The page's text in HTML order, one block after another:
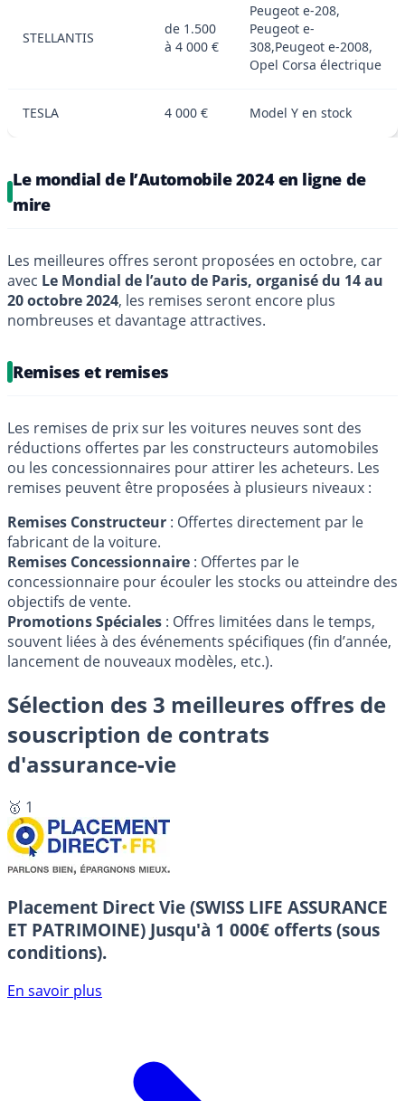
STELLANTIS
de 1.500
à 4 000 €
Peugeot e-208,
Peugeot e-
308,Peugeot e-2008,
Opel Corsa électrique
TESLA 4 000 € Model Y en stock
Le mondial de l’Automobile 2024 en ligne de
mire
Les meilleures offres seront proposées en octobre, car
avec Le Mondial de l’auto de Paris, organisé du 14 au
20 octobre 2024, les remises seront encore plus
nombreuses et davantage attractives.
Remises et remises
Les remises de prix sur les voitures neuves sont des
réductions offertes par les constructeurs automobiles
ou les concessionnaires pour attirer les acheteurs. Les
remises peuvent être proposées à plusieurs niveaux :
Remises Constructeur : Offertes directement par le
fabricant de la voiture.
Remises Concessionnaire : Offertes par le
concessionnaire pour écouler les stocks ou atteindre des
objectifs de vente.
Promotions Spéciales : Offres limitées dans le temps,
souvent liées à des événements spécifiques (fin d’année,
lancement de nouveaux modèles, etc.).
Sélection des 3 meilleures offres de
souscription de contrats
d'assurance-vie
🥇 1
Placement Direct Vie (SWISS LIFE ASSURANCE
ET PATRIMOINE) Jusqu'à 1 000€ offerts (sous
conditions).
En savoir plus